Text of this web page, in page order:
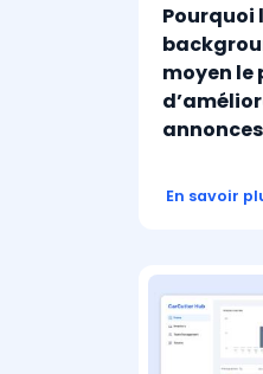
Pourquoi
moyen le
En savoir